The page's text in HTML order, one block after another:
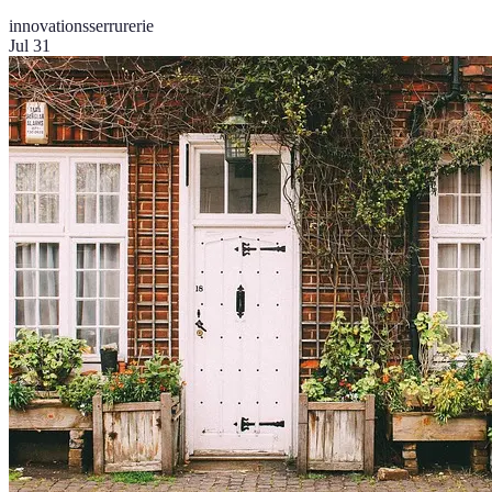
innovationsserrurerie
Jul 31